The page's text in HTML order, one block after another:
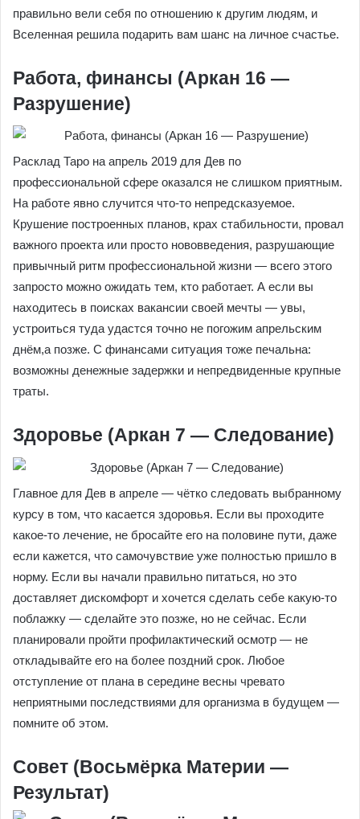
правильно вели себя по отношению к другим людям, и
Вселенная решила подарить вам шанс на личное счастье.
Работа, финансы (Аркан 16 —
Разрушение)
Расклад Таро на апрель 2019 для Дев по
профессиональной сфере оказался не слишком приятным.
На работе явно случится что-то непредсказуемое.
Крушение построенных планов, крах стабильности, провал
важного проекта или просто нововведения, разрушающие
привычный ритм профессиональной жизни — всего этого
запросто можно ожидать тем, кто работает. А если вы
находитесь в поисках вакансии своей мечты — увы,
устроиться туда удастся точно не погожим апрельским
днём,а позже. С финансами ситуация тоже печальна:
возможны денежные задержки и непредвиденные крупные
траты.
Здоровье (Аркан 7 — Следование)
Главное для Дев в апреле — чётко следовать выбранному
курсу в том, что касается здоровья. Если вы проходите
какое-то лечение, не бросайте его на половине пути, даже
если кажется, что самочувствие уже полностью пришло в
норму. Если вы начали правильно питаться, но это
доставляет дискомфорт и хочется сделать себе какую-то
поблажку — сделайте это позже, но не сейчас. Если
планировали пройти профилактический осмотр — не
откладывайте его на более поздний срок. Любое
отступление от плана в середине весны чревато
неприятными последствиями для организма в будущем —
помните об этом.
Совет (Восьмёрка Материи —
Результат)